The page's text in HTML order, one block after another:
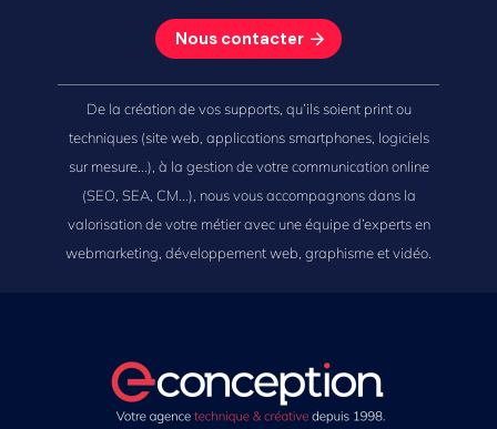
Nous contacter
De la création de vos supports, qu’ils soient print ou
techniques (site web, applications smartphones, logiciels
sur mesure...), à la gestion de votre communication online
(SEO, SEA, CM...), nous vous accompagnons dans la
valorisation de votre métier avec une équipe d’experts en
webmarketing, développement web, graphisme et vidéo.